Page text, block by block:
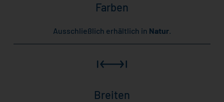
Farben
Ausschließlich erhältlich in Natur.
Breiten